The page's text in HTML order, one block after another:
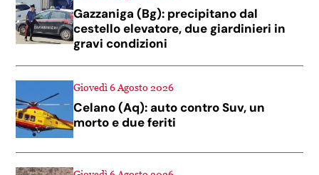
Gazzaniga (Bg): precipitano dal
cestello elevatore, due giardinieri in
gravi condizioni
Giovedì 6 Agosto 2026
Celano (Aq): auto contro Suv, un
morto e due feriti